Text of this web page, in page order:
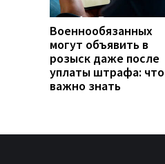
Военнообязанных
могут объявить в
розыск даже после
уплаты штрафа: что
важно знать